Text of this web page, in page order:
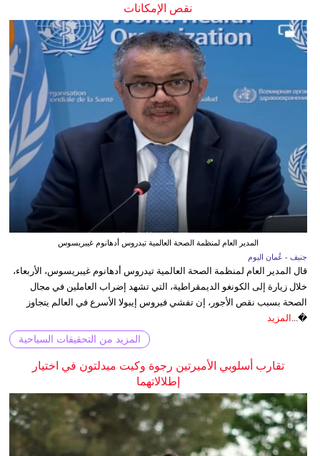
نقص الإمكانات
المدير العام لمنظمة الصحة العالمية تيدروس أدهانوم غيبريسوس
جنيف - عُمان اليوم
قال المدير العام لمنظمة الصحة العالمية تيدروس أدهانوم غيبريسوس، الأربعاء،
خلال زيارة إلى الكونغو الديمقراطية، التي تشهد إضراب العاملين في مجال
الصحة بسبب نقص الأجور، إن تفشي فيروس إيبولا الأسرع في العالم يتجاوز
�...
المزيد
المزيد من التحقيقات السياحية
تقارب أسلوبي الأميرتين رجوة وكيت ميدلتون في اختيار
إطلالاتهما